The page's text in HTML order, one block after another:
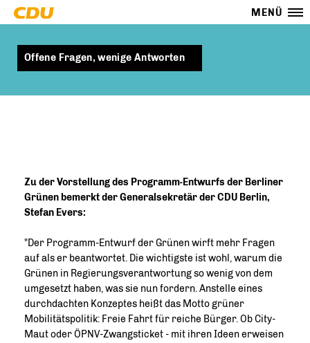
MENÜ
Offene Fragen, wenige Antworten
Zu der Vorstellung des Programm-Entwurfs der Berliner
Grünen bemerkt der Generalsekretär der CDU Berlin,
Stefan Evers:
"Der Programm-Entwurf der Grünen wirft mehr Fragen
auf als er beantwortet. Die wichtigste ist wohl, warum die
Grünen in Regierungsverantwortung so wenig von dem
umgesetzt haben, was sie nun fordern. Anstelle eines
durchdachten Konzeptes heißt das Motto grüner
Mobilitätspolitik: Freie Fahrt für reiche Bürger. Ob City-
Maut oder ÖPNV-Zwangsticket - mit ihren Ideen erweisen